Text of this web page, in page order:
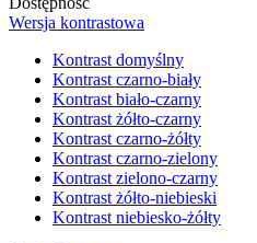
Wersja kontrastowa
Kontrast domyślny
Kontrast czarno-biały
Kontrast biało-czarny
Kontrast żółto-czarny
Kontrast czarno-żółty
Kontrast czarno-zielony
Kontrast zielono-czarny
Kontrast żółto-niebieski
Kontrast niebiesko-żółty